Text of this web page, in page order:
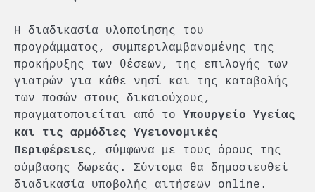
Η διαδικασία υλοποίησης του
προγράμματος, συμπεριλαμβανομένης της
προκήρυξης των θέσεων, της επιλογής των
γιατρών για κάθε νησί και της καταβολής
των ποσών στους δικαιούχους,
πραγματοποιείται από το Υπουργείο Υγείας
και τις αρμόδιες Υγειονομικές
Περιφέρειες, σύμφωνα με τους όρους της
σύμβασης δωρεάς. Σύντομα θα δημοσιευθεί
διαδικασία υποβολής αιτήσεων online.